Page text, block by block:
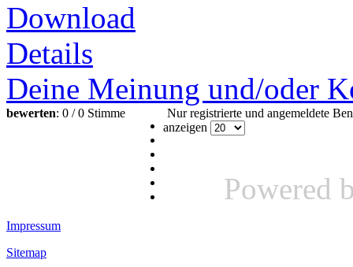
Download
Details
Deine Meinung und/oder
bewerten: 0 / 0 Stimme
Nur registrierte und angemeldete
anzeigen
Powered
Impressum
Sitemap